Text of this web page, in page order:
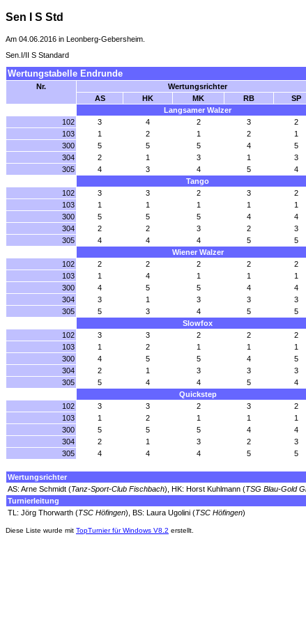
Sen I S Std
Am 04.06.2016 in Leonberg-Gebersheim.
Sen.I/II S Standard
Wertungstabelle Endrunde
Nr. Wertungsrichter
AS
HK MK RB SP
Langsamer Walzer
102
3 4 2 3 2
103
1 2 1 2 1
300
5 5 5 4 5
304
2 1 3 1 3
305
4 3 4 5 4
Tango
102
3 3 2 3 2
103
1 1 1 1 1
300
5 5 5 4 4
304
2 2 3 2 3
305
4 4 4 5 5
Wiener Walzer
102
2 2 2 2 2
103
1 4 1 1 1
300
4 5 5 4 4
304
3 1 3 3 3
305
5 3 4 5 5
Slowfox
102
3 3 2 2 2
103
1 2 1 1 1
300
4 5 5 4 5
304
2 1 3 3 3
305
5 4 4 5 4
Quickstep
102
3 3 2 3 2
103
1 2 1 1 1
300
5 5 5 4 4
304
2 1 3 2 3
305
4 4 4 5 5
Wertungsrichter
AS: Arne Schmidt (Tanz-Sport-Club Fischbach), HK: Horst Kuhlmann (TSG Blau-Gold
Turnierleitung
TL: Jörg Thorwarth (TSC Höfingen), BS: Laura Ugolini (TSC Höfingen)
Diese Liste wurde mit TopTurnier für Windows V8.2 erstellt.